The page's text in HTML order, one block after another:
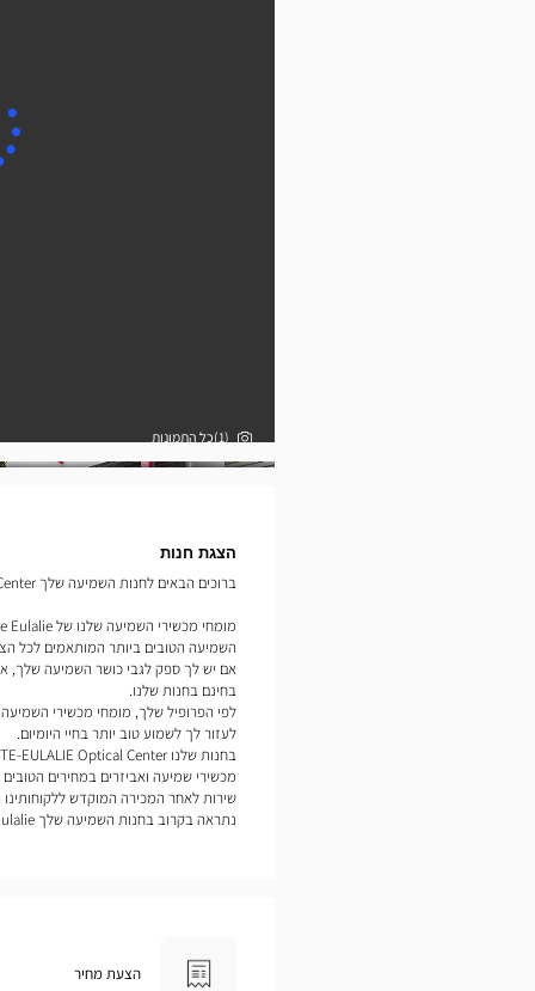
(1)כל התמונות
הצגת חנות
ברוכים הבאים לחנות השמיעה שלך Audioprothésiste SAINTE-EULALIE Optical Center.
השמיעה הטובים ביותר המותאמים לכל
אם יש לך ספק לגבי כושר השמיעה שלך,
בחינם בחנות שלנו.
לעזור לך לשמוע טוב יותר בחיי היומיום.
מכשירי שמיעה ואביזרים במחירים
שירות לאחר המכירה המוקדש
נתראה בקרוב בחנות השמיעה שלך Optical Center Sainte Eulalie.
הצעת מחיר